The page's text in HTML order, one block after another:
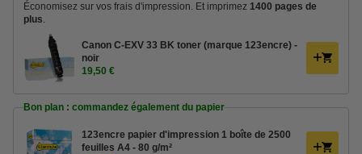
Économisez sur vos frais d'impression. Et imprimez 1400 pages de
plus.
Canon C-EXV 33 BK toner (marque 123encre) -
noir
19,50 €
Bon plan : commandez également du papier
123encre papier d'impression 1 boîte de 2500
feuilles A4 - 80 g/m²